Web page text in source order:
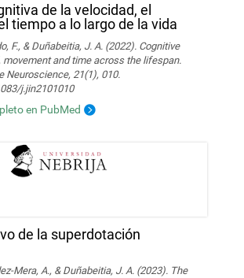
de la velocidad, el
tiempo a lo largo de la vida
F., & Duñabeitia, J. A. (2022). Cognitive
and time across the lifespan.
Neuroscience, 21(1), 010.
j.jin2101010
en PubMed
de la superdotación
Mera, A., & Duñabeitia, J. A. (2023). The